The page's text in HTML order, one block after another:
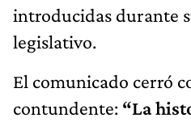
introducidas durante
legislativo.
El comunicado cerró
contundente: “La